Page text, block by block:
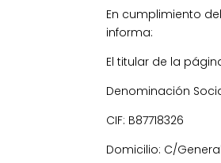
En cumplimiento
informa:
El titular de la
Denominación Social:
CIF: B87718326
Domicilio: C/